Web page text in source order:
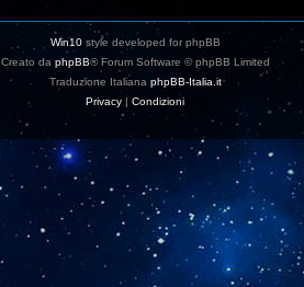
Win10style developed for phpBB
Creato da phpBB® Forum Software © phpBB Limited
Traduzione Italiana phpBB-Italia.it
Privacy | Condizioni